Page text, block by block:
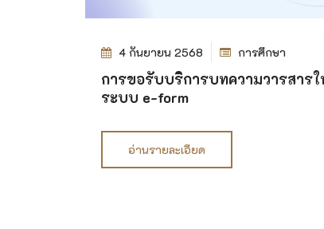
4 กันยายน 2568 การศึกษา
การขอรับบริการบทความวารสาร
ระบบ e-form
อ่านรายละเอียด